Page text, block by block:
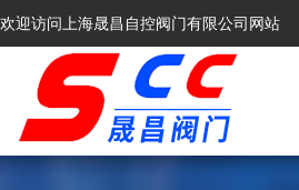
欢迎访问上海晟昌自控阀门有限公司网站